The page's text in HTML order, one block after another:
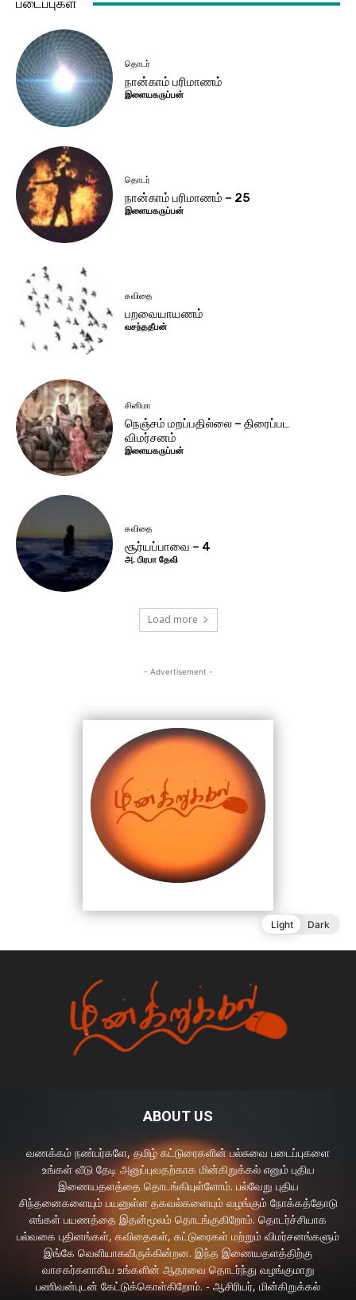
ABOUT US
வணக்கம் நண்பர்களே, தமிழ் கட்டுரைகளின் பல்சுவை படைப்புகளை
உங்கள் வீடு தேடி அனுப்புவதற்காக மின்கிறுக்கல் எனும் புதிய
இணையதளத்தை தொடங்கியுள்ளோம். பல்வேறு புதிய
சிந்தனைகளையும் பயனுள்ள தகவல்களையும் வழங்கும் நோக்கத்தோடு
எங்கள் பயணத்தை இதன்மூலம் தொடங்குகிறோம். தொடர்ச்சியாக
பல்வகை புதினங்கள், கவிதைகள், கட்டுரைகள் மற்றும் விமர்சனங்களும்
இங்கே வெளியாகவிருக்கின்றன. இந்த இணையதளத்திற்கு
வாசகர்களாகிய உங்களின் ஆதரவை தொடர்ந்து வழங்குமாறு
பணிவன்புடன் கேட்டுக்கொள்கிறோம். - ஆசிரியர், மின்கிறுக்கல்